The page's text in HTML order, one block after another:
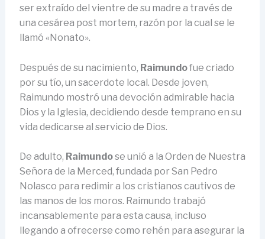
ser extraído del vientre de su madre a través de
una cesárea post mortem, razón por la cual se le
llamó «Nonato».
Después de su nacimiento, Raimundofue criado
por su tío, un sacerdote local. Desde joven,
Raimundo mostró una devoción admirable hacia
Dios y la Iglesia, decidiendo desde temprano en su
vida dedicarse al servicio de Dios.
De adulto, Raimundose unió a la Orden de Nuestra
Señora de la Merced, fundada por San Pedro
Nolasco para redimir a los cristianos cautivos de
las manos de los moros. Raimundo trabajó
incansablemente para esta causa, incluso
llegando a ofrecerse como rehén para asegurar la